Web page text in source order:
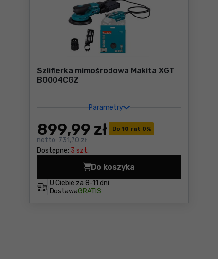
Szlifierka mimośrodowa Makita XGT
BO004CGZ
Parametry
Do 10 rat 0%
899,99 zł
netto: 731,70 zł
Dostępne: 3 szt.
U Ciebie za 8-11 dni
DostawaGRATIS
Do koszyka
Szlifierka mimośrodowa